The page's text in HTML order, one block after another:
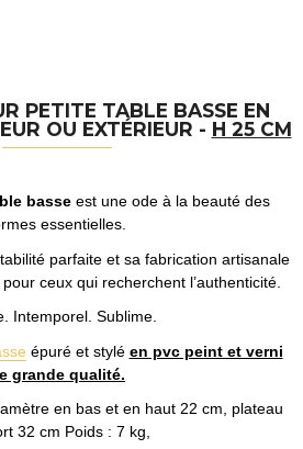
PETITE TABLE BASSE EN
OU EXTÉRIEUR - H 25 CM
basse est une ode à la beauté des
essentielles.
parfaite et sa fabrication artisanale
ceux qui recherchent l’authenticité.
Intemporel. Sublime.
épuré et stylé en pvc peint et verni
grande qualité.
en bas et en haut 22 cm, plateau
32 cm Poids : 7 kg,